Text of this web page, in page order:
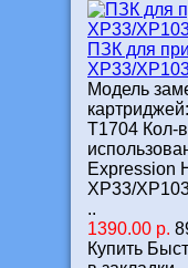
ПЗК для
XP33/
Модель
T1704 Кол-
Expression
XP33/
..
1390.00 р.
Купить